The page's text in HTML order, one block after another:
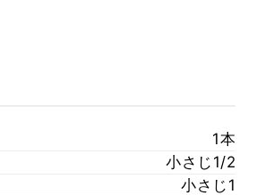
1本
小さじ1/2
小さじ1